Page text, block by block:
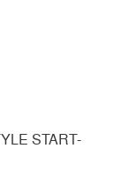
START-